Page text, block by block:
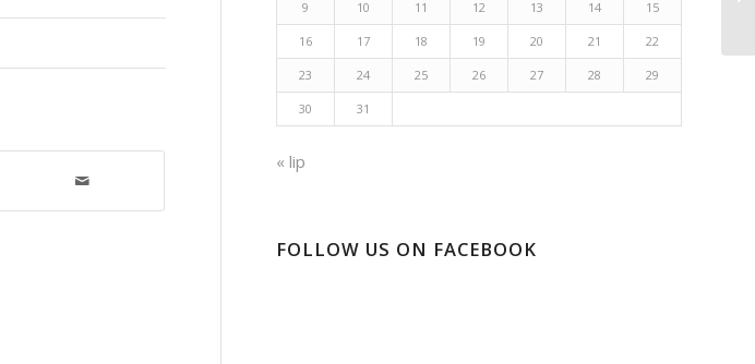
9 10 11 12 13 14 15
16 17 18 19 20 21 22
23 24 25 26 27 28 29
30 31
« lip
FOLLOW US ON FACEBOOK